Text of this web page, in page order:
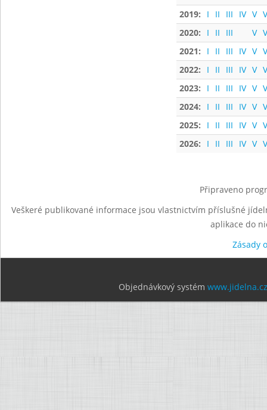
2019:
I II III IV V
2020:
I II III V
2021:
I II III IV V
2022:
I II III IV V
2023:
I II III IV V
2024:
I II III IV V
2025:
I II III IV V
2026:
I II III IV V
Připraveno
Veškeré publikované informace jsou vlastnictvím příslušné
aplikace do
Zásady
Objednávkový systém www.jidelna.cz